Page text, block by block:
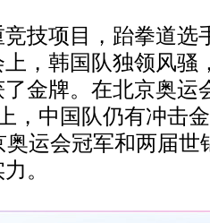
项目，跆拳道选
，韩国队独领风骚
金牌。在北京奥运
，中国队仍有冲击
运会冠军和两届世
。